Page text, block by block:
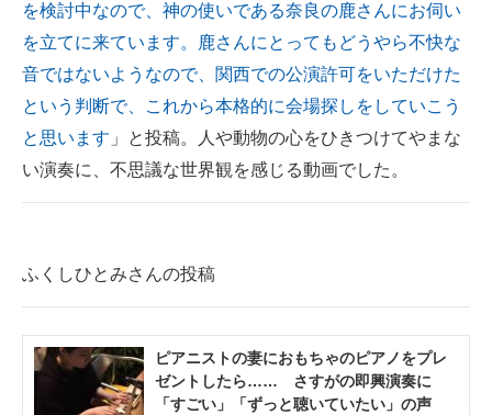
を検討中なので、神の使いである奈良の鹿さんにお伺い
を立てに来ています。鹿さんにとってもどうやら不快な
音ではないようなので、関西での公演許可をいただけた
という判断で、これから本格的に会場探しをしていこう
と思います 」と投稿。人や動物の心をひきつけてやまな
い演奏に、不思議な世界観を感じる動画でした。
ふくしひとみさんの投稿
ピアニストの妻におもちゃのピアノをプレ
ゼントしたら…… さすがの即興演奏に
「すごい」「ずっと聴いていたい」の声